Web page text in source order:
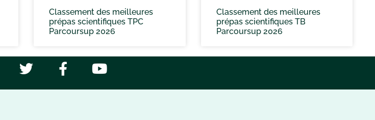
Classement des meilleures
prépas scientifiques TPC
Parcoursup 2026
Classement des meilleures
prépas scientifiques TB
Parcoursup 2026